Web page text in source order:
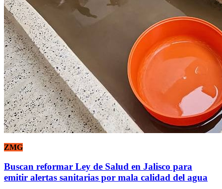
ZMG
Buscan reformar Ley de Salud en Jalisco para
emitir alertas sanitarias por mala calidad del agua